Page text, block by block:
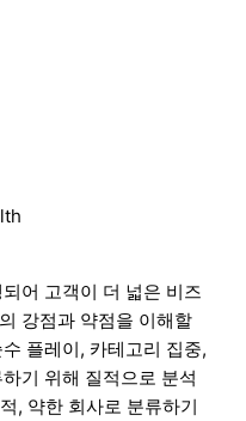
어 고객이 더 넓은 비즈
강점과 약점을 이해할
플레이, 카테고리 집중,
기 위해 질적으로 분석
, 약한 회사로 분류하기